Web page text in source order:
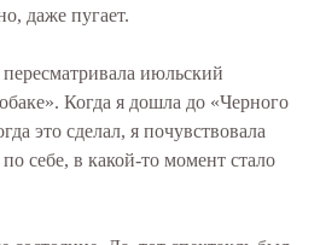
даже пугает.
июльский
Когда я дошла до «Черного
это сделал, я почувствовала
себе, в какой-то момент стало